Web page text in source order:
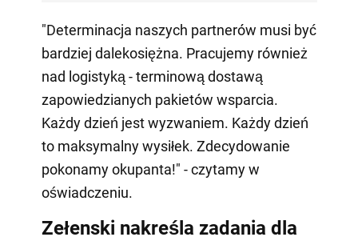
"Determinacja naszych partnerów musi być
bardziej dalekosiężna. Pracujemy również
nad logistyką - terminową dostawą
zapowiedzianych pakietów wsparcia.
Każdy dzień jest wyzwaniem. Każdy dzień
to maksymalny wysiłek. Zdecydowanie
pokonamy okupanta!" - czytamy w
oświadczeniu.
Zełenski nakreśla zadania dla